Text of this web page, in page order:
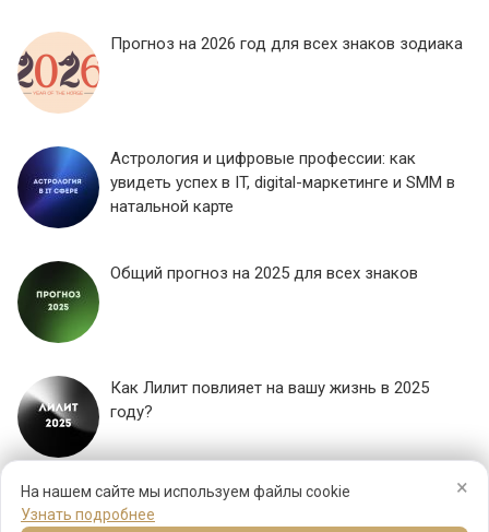
×
На нашем сайте мы используем файлы cookie
Узнать подробнее
Прогноз на 2026 год для всех знаков зодиака
Астрология и цифровые профессии: как
увидеть успех в IT, digital-маркетинге и SMM в
натальной карте
Общий прогноз на 2025 для всех знаков
Как Лилит повлияет на вашу жизнь в 2025
году?
ЕЩЕ...